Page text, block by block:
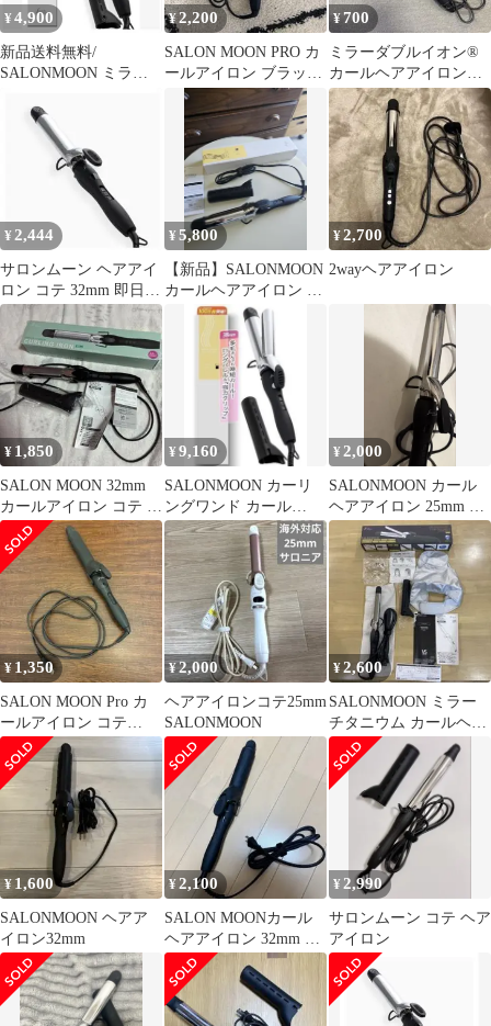
¥4,900
新品送料無料/
SALONMOON ミラー
アアイロン
¥2,200
SALON MOON PRO カ
ールアイロン ブラック
25mm
¥700
ミラーダブルイオン®
カールヘアアイロン
32mm ジャンク品
¥ 2,444
サロンムーン ヘアアイ
ロン コテ 32mm 即日発
送
¥5,800
【新品】SALONMOON
カールヘアアイロン 本
¥2,700
2wayヘアアイロン
¥ 1,850
SALON MOON 32mm
カールアイロン コテ サ
ロンムーン チタニウム
¥9,160
SALONMOON カーリ
ングワンド カール
38mm コテ 【ロングバ
レルMM
¥ 2,000
SALONMOON カール
ヘアアイロン 25mm 本
体
¥ 1,350
SALON MOON Pro カ
ールアイロン コテ
32mm カバー付き
¥2,000
ヘアアイロンコテ25mm
SALONMOON
¥2,600
SALONMOON ミラー
チタニウム カールヘア
アイロン 25mm
¥ 1,600
SALONMOON ヘアア
イロン32mm
¥2,100
SALON MOONカール
ヘアアイロン 32mm ブ
ラック
¥ 2,990
サロンムーン コテ ヘア
アイロン